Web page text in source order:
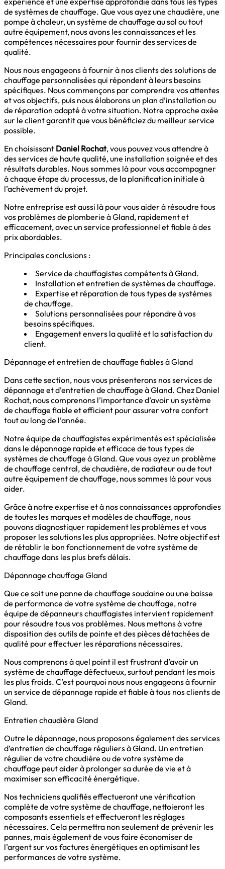
de systèmes de chauffage. Que vous ayez une chaudière, une
pompe à chaleur, un système de chauffage au sol ou tout
autre équipement, nous avons les connaissances et les
compétences nécessaires pour fournir des services de
qualité.
Nous nous engageons à fournir à nos clients des solutions de
chauffage personnalisées qui répondent à leurs besoins
spécifiques. Nous commençons par comprendre vos attentes
et vos objectifs, puis nous élaborons un plan d’installation ou
de réparation adapté à votre situation. Notre approche axée
sur le client garantit que vous bénéficiez du meilleur service
possible.
En choisissant Daniel Rochat, vous pouvez vous attendre à
des services de haute qualité, une installation soignée et des
résultats durables. Nous sommes là pour vous accompagner
à chaque étape du processus, de la planification initiale à
l’achèvement du projet.
Notre entreprise est aussi là pour vous aider à résoudre tous
vos problèmes de plomberie à Gland, rapidement et
efficacement, avec un service professionnel et fiable à des
prix abordables.
Principales conclusions :
Service de chauffagistes compétents à Gland.
Installation et entretien de systèmes de chauffage.
Expertise et réparation de tous types de systèmes
de chauffage.
Solutions personnalisées pour répondre à vos
besoins spécifiques.
Engagement envers la qualité et la satisfaction du
client.
Dépannage et entretien de chauffage fiables à Gland
Dans cette section, nous vous présenterons nos services de
dépannage et d’entretien de chauffage à Gland. Chez Daniel
Rochat, nous comprenons l’importance d’avoir un système
de chauffage fiable et efficient pour assurer votre confort
tout au long de l’année.
Notre équipe de chauffagistes expérimentés est spécialisée
dans le dépannage rapide et efficace de tous types de
systèmes de chauffage à Gland. Que vous ayez un problème
de chauffage central, de chaudière, de radiateur ou de tout
autre équipement de chauffage, nous sommes là pour vous
aider.
Grâce à notre expertise et à nos connaissances approfondies
de toutes les marques et modèles de chauffage, nous
pouvons diagnostiquer rapidement les problèmes et vous
proposer les solutions les plus appropriées. Notre objectif est
de rétablir le bon fonctionnement de votre système de
chauffage dans les plus brefs délais.
Dépannage chauffage Gland
Que ce soit une panne de chauffage soudaine ou une baisse
de performance de votre système de chauffage, notre
équipe de dépanneurs chauffagistes intervient rapidement
pour résoudre tous vos problèmes. Nous mettons à votre
disposition des outils de pointe et des pièces détachées de
qualité pour effectuer les réparations nécessaires.
Nous comprenons à quel point il est frustrant d’avoir un
système de chauffage défectueux, surtout pendant les mois
les plus froids. C’est pourquoi nous nous engageons à fournir
un service de dépannage rapide et fiable à tous nos clients de
Gland.
Entretien chaudière Gland
Outre le dépannage, nous proposons également des services
d’entretien de chauffage réguliers à Gland. Un entretien
régulier de votre chaudière ou de votre système de
chauffage peut aider à prolonger sa durée de vie et à
maximiser son efficacité énergétique.
Nos techniciens qualifiés effectueront une vérification
complète de votre système de chauffage, nettoieront les
composants essentiels et effectueront les réglages
nécessaires. Cela permettra non seulement de prévenir les
pannes, mais également de vous faire économiser de
l’argent sur vos factures énergétiques en optimisant les
performances de votre système.